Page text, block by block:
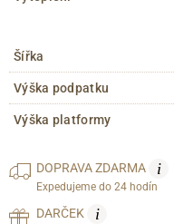
Šířka
Výška podpatku
Výška platformy
DOPRAVAZDARMA i
Expedujeme do 24 hodín
DARČEK i